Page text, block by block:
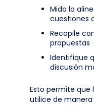
Mida la
cuestiones
Recopile
propuestas
Identifique
discusión
Esto permite que
utilice de